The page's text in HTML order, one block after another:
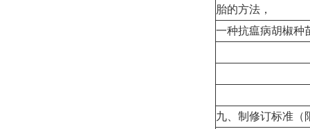
胎的方法，
一种抗瘟病胡椒种
九、制修订标准（